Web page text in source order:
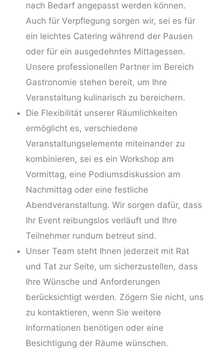
nach Bedarf angepasst werden können.
Auch für Verpflegung sorgen wir, sei es für
ein leichtes Catering während der Pausen
oder für ein ausgedehntes Mittagessen.
Unsere professionellen Partner im Bereich
Gastronomie stehen bereit, um Ihre
Veranstaltung kulinarisch zu bereichern.
Die Flexibilität unserer Räumlichkeiten
ermöglicht es, verschiedene
Veranstaltungselemente miteinander zu
kombinieren, sei es ein Workshop am
Vormittag, eine Podiumsdiskussion am
Nachmittag oder eine festliche
Abendveranstaltung. Wir sorgen dafür, dass
Ihr Event reibungslos verläuft und Ihre
Teilnehmer rundum betreut sind.
Unser Team steht Ihnen jederzeit mit Rat
und Tat zur Seite, um sicherzustellen, dass
Ihre Wünsche und Anforderungen
berücksichtigt werden. Zögern Sie nicht, uns
zu kontaktieren, wenn Sie weitere
Informationen benötigen oder eine
Besichtigung der Räume wünschen.